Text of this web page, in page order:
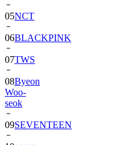
06BLACKPINK
07TWS
08Byeon
Woo-
seok
09SEVENTEEN
10aespa